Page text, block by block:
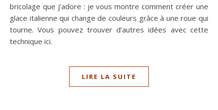
bricolage que j’adore : je vous montre comment créer une
glace italienne qui change de couleurs grâce à une roue qui
tourne. Vous pouvez trouver d’autres idées avec cette
technique ici.
LIRE LA SUITE